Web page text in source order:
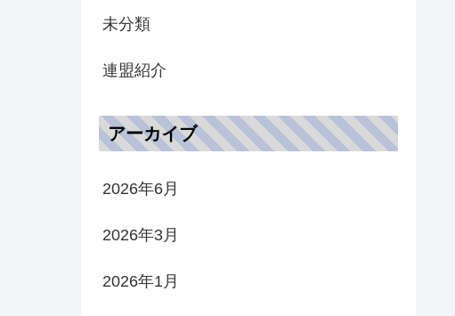
未分類
連盟紹介
アーカイブ
2026年6月
2026年3月
2026年1月